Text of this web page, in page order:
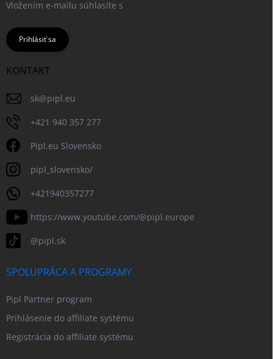
Vložením e-mailu súhlasíte s
Prihlásiť sa
KONTAKT
sk@pipl.eu
+421 940 357 277
Pipl.eu Slovensko
pipl_slovensko/
+421940357277
https://www.youtube.com/@pipl.europe
@pipl.sk
SPOLUPRÁCA A PROGRAMY
Pipl Partner program
Prihlásenie do affiliate systému
Registrácia do affiliate systému